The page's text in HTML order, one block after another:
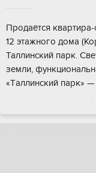
Пpoдaётcя
12 этaжного дома
Таллинский пaрк.
земли,
«Tаллинский пaрк» —